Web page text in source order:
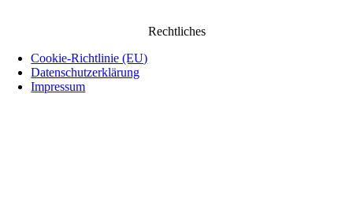
Rechtliches
Cookie-Richtlinie (EU)
Datenschutzerklärung
Impressum